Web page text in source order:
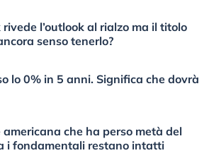
l’outlook al rialzo ma il titolo
senso tenerlo?
lo 0% in 5 anni. Significa che dovrà
americana che ha perso metà del
i fondamentali restano intatti